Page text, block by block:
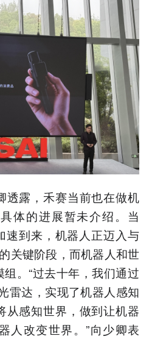
透露，禾赛当前也在做机
体的进展暂未介绍。当
速到来，机器人正迈入与
关键阶段，而机器人和世
。“过去十年，我们通过
雷达，实现了机器人感知
从感知世界，做到让机器
人改变世界。”向少卿表